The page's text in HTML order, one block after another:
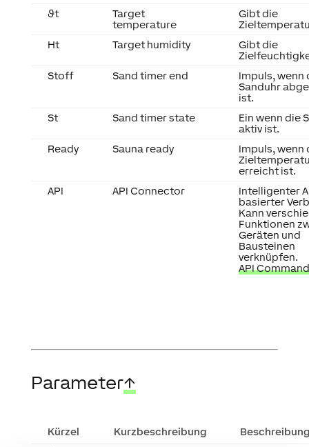
ϑt
Target
temperature
Gibt die
Ht
Target humidity
Gibt die
Stoff
Sand timer end
Impuls, wenn
Sanduhr
ist.
St
Sand timer state
Ein wenn die
aktiv ist.
Ready
Sauna ready
Impuls, wenn
erreicht ist.
API
API Connector
Intelligenter
basierter
Kann
Funktionen
Geräten und
Bausteinen
verknüpfen.
API
Parameter↑
Kürzel Kurzbeschreibung